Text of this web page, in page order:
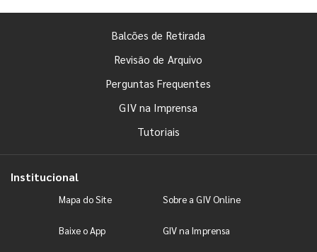
Balcões de Retirada
Revisão de Arquivo
Perguntas Frequentes
GIV na Imprensa
Tutoriais
Institucional
Mapa do Site Sobre a GIV Online
Baixe o App GIV na Imprensa